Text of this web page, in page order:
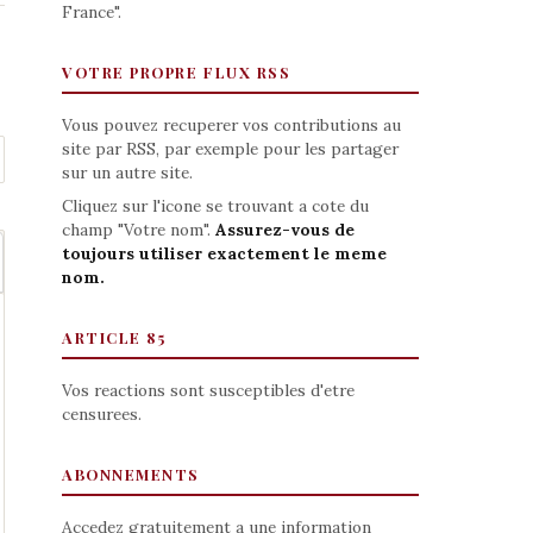
France".
VOTRE PROPRE FLUX RSS
Vous pouvez recuperer vos contributions au
site par RSS, par exemple pour les partager
sur un autre site.
Cliquez sur l'icone se trouvant a cote du
champ "Votre nom". Assurez-vous de
toujours utiliser exactement le meme
nom.
ARTICLE 85
Vos reactions sont susceptibles d'etre
censurees.
ABONNEMENTS
Accedez gratuitement a une information